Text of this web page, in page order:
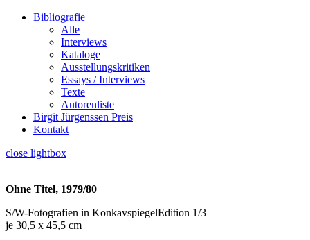
Bibliografie
Alle
Interviews
Kataloge
Ausstellungskritiken
Essays / Interviews
Texte
Autorenliste
Birgit Jürgenssen Preis
Kontakt
close lightbox
Ohne Titel, 1979/80
S/W-Fotografien in KonkavspiegelEdition 1/3
je 30,5 x 45,5 cm